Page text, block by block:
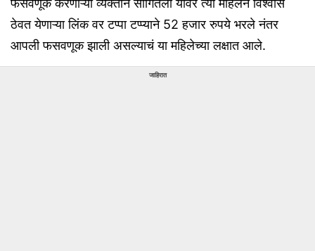
फसवणूक करणाऱ्या व्यक्तीने सांगितला यावर त्या महिलेनं विश्वास
ठेवत येणाऱ्या लिंक वर टप्पा टप्प्याने 52 हजार रुपये भरले नंतर
आपली फसवणूक झाली असल्याचं या महिलेच्या लक्षात आले.
जाहिरात